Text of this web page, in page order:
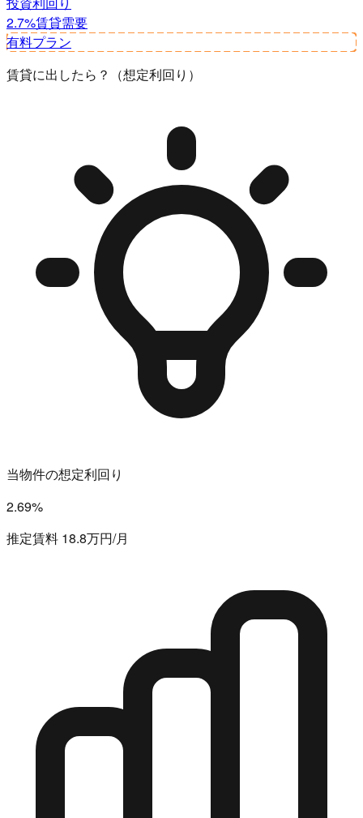
2.7%賃貸需要
有料プラン
賃貸に出したら？（想定利回り）
当物件の想定利回り
2.69%
推定賃料 18.8万円/月